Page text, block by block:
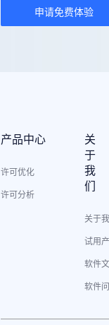
申请免费体验
产品中心
许可优化
许可分析
关
于
我
们
关于我
试用
软件
软件